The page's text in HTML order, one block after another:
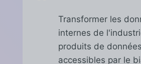
Transformer les
internes de
produits de
accessibles par le